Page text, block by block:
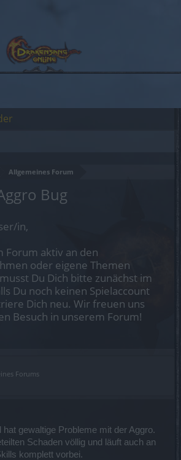
Allgemeines Forum
Bug
in,
Forum aktiv an den
oder eigene Themen
Du Dich bitte zunächst im
Du noch keinen Spielaccount
Dich neu. Wir freuen uns
Besuch in unserem Forum!
Forums
hat gewaltige Probleme mit der Aggro.
Schaden völlig und läuft auch an
komplett vorbei.